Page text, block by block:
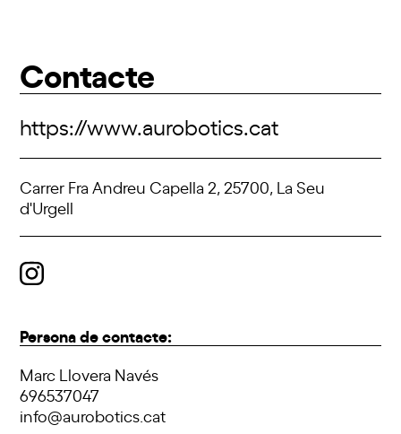
Contacte
https://www.aurobotics.cat
Carrer Fra Andreu Capella 2, 25700, La Seu
d'Urgell
Persona de contacte:
Marc Llovera Navés
696537047
info@aurobotics.cat